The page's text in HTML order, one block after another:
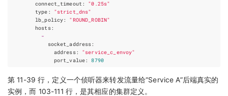
connect_timeout :
"0.25s"
type :
"strict_dns"
lb_policy:
"ROUND_ROBIN"
hosts:
-
socket_address:
address:
"service_c_envoy"
port_value: 8790
第 11-39 行，定义一个侦听器来转发流量给“Service A”后端真实的
实例，而 103-111 行，是其相应的集群定义。